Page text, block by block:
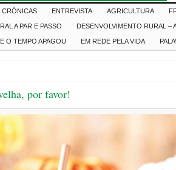
CRÓNICAS ENTREVISTA AGRICULTURA
A PAR E PASSO DESENVOLVIMENTO RURAL –
O TEMPO APAGOU EM REDE PELA VIDA
por favor!